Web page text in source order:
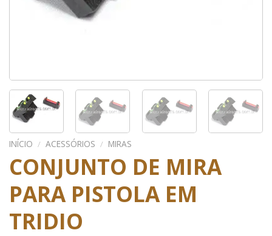
INÍCIO / ACESSÓRIOS / MIRAS
CONJUNTO DE MIRA
PARA PISTOLA EM
TRIDIO